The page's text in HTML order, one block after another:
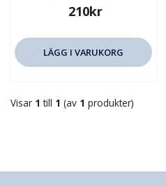
210kr
LÄGG I VARUKORG
Visar 1 till 1 (av 1 produkter)